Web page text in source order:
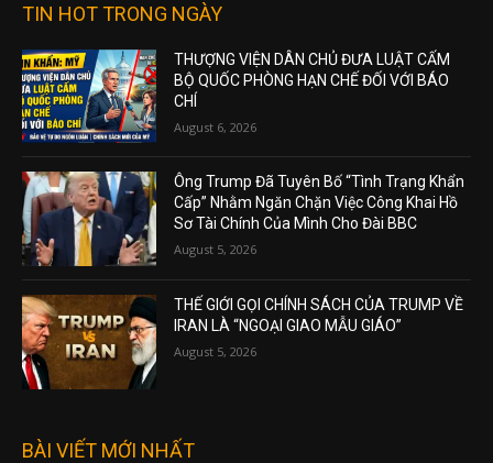
TIN HOT TRONG NGÀY
THƯỢNG VIỆN DÂN CHỦ ĐƯA LUẬT CẤM
BỘ QUỐC PHÒNG HẠN CHẾ ĐỐI VỚI BÁO
CHÍ
August 6, 2026
Ông Trump Đã Tuyên Bố “Tình Trạng Khẩn
Cấp” Nhằm Ngăn Chặn Việc Công Khai Hồ
Sơ Tài Chính Của Mình Cho Đài BBC
August 5, 2026
THẾ GIỚI GỌI CHÍNH SÁCH CỦA TRUMP VỀ
IRAN LÀ “NGOẠI GIAO MẪU GIÁO”
August 5, 2026
BÀI VIẾT MỚI NHẤT